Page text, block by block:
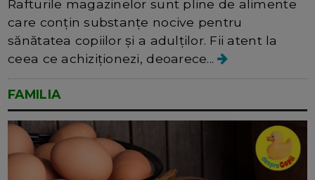
Rafturile magazinelor sunt pline de alimente
care conțin substanțe nocive pentru
sănătatea copiilor și a adulților. Fii atent la
ceea ce achiziționezi, deoarece...
FAMILIA